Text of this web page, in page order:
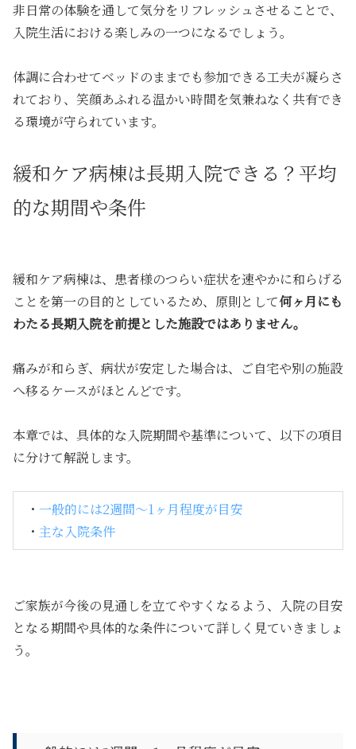
非日常の体験を通して気分をリフレッシュさせることで、
入院生活における楽しみの一つになるでしょう。
体調に合わせてベッドのままでも参加できる工夫が凝らさ
れており、笑顔あふれる温かい時間を気兼ねなく共有でき
る環境が守られています。
緩和ケア病棟は長期入院できる？平均
的な期間や条件
緩和ケア病棟は、患者様のつらい症状を速やかに和らげる
ことを第一の目的としているため、原則として何ヶ月にも
わたる長期入院を前提とした施設ではありません。
痛みが和らぎ、病状が安定した場合は、ご自宅や別の施設
へ移るケースがほとんどです。
本章では、具体的な入院期間や基準について、以下の項目
に分けて解説します。
・ 一般的には2週間〜1ヶ月程度が目安
・ 主な入院条件
ご家族が今後の見通しを立てやすくなるよう、入院の目安
となる期間や具体的な条件について詳しく見ていきましょ
う。